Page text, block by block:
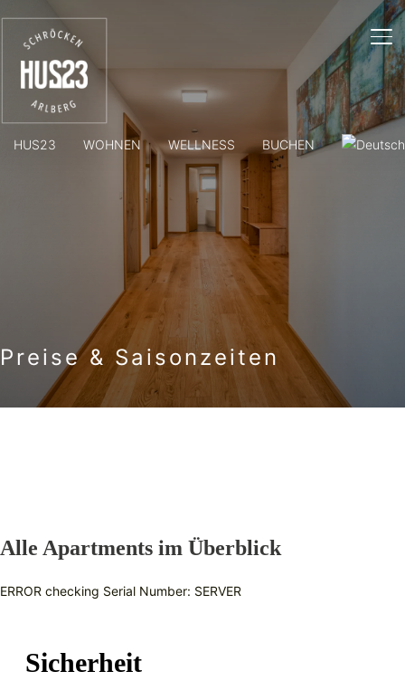
HUS23 WOHNEN WELLNESS BUCHEN
Preise & Saisonzeiten
Alle Apartments im Überblick
ERROR checking Serial Number: SERVER
Sicherheit